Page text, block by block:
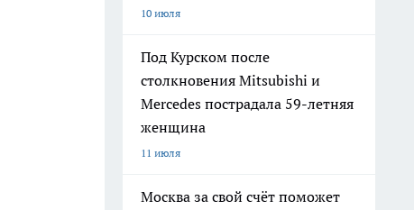
10 июля
Под Курском после
столкновения Mitsubishi и
Mercedes пострадала 59-летняя
женщина
11 июля
Москва за свой счёт поможет